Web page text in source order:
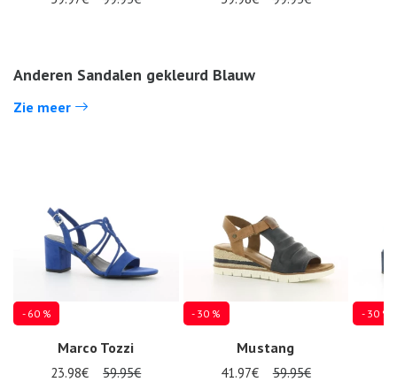
Anderen Sandalen gekleurd Blauw
Zie meer
- 60 %
Marco Tozzi
23.98€ 59.95€
- 30 %
Mustang
41.97€ 59.95€
- 30 %